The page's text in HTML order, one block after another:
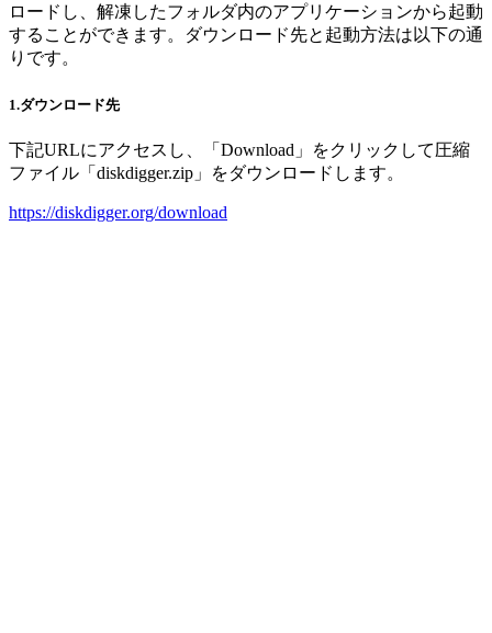
ロードし、解凍したフォルダ内のアプリケーションから起動
することができます。ダウンロード先と起動方法は以下の通
りです。
1.ダウンロード先
下記URLにアクセスし、「Download」をクリックして圧縮
ファイル「diskdigger.zip」をダウンロードします。
https://diskdigger.org/download